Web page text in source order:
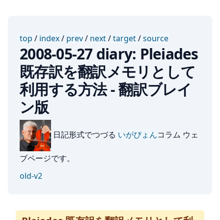
top / index/ prev/ next/target/source
2008-05-27 diary: Pleiades
既存訳を翻訳メモリとして
利用する方法 - 翻訳ブレイ
ン版
日記形式でつづる いがぴょんコラム ウェ
ブページです。
old-v2